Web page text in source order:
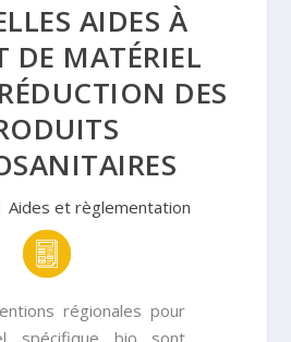
AIDES À
DE MATÉRIEL
DES
Aides et règlementation
régionales pour